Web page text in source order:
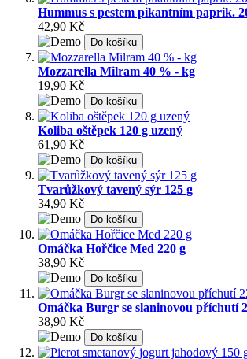
Hummus s pestem pikantním paprik.
42,90 Kč
Do košíku
Mozzarella Milram 40 % - kg
19,90 Kč
Do košíku
Koliba oštěpek 120 g uzený
61,90 Kč
Do košíku
Tvarůžkový tavený sýr 125 g
34,90 Kč
Do košíku
Omáčka Hořčice Med 220 g
38,90 Kč
Do košíku
Omáčka Burgr se slaninovou příchutí
38,90 Kč
Do košíku